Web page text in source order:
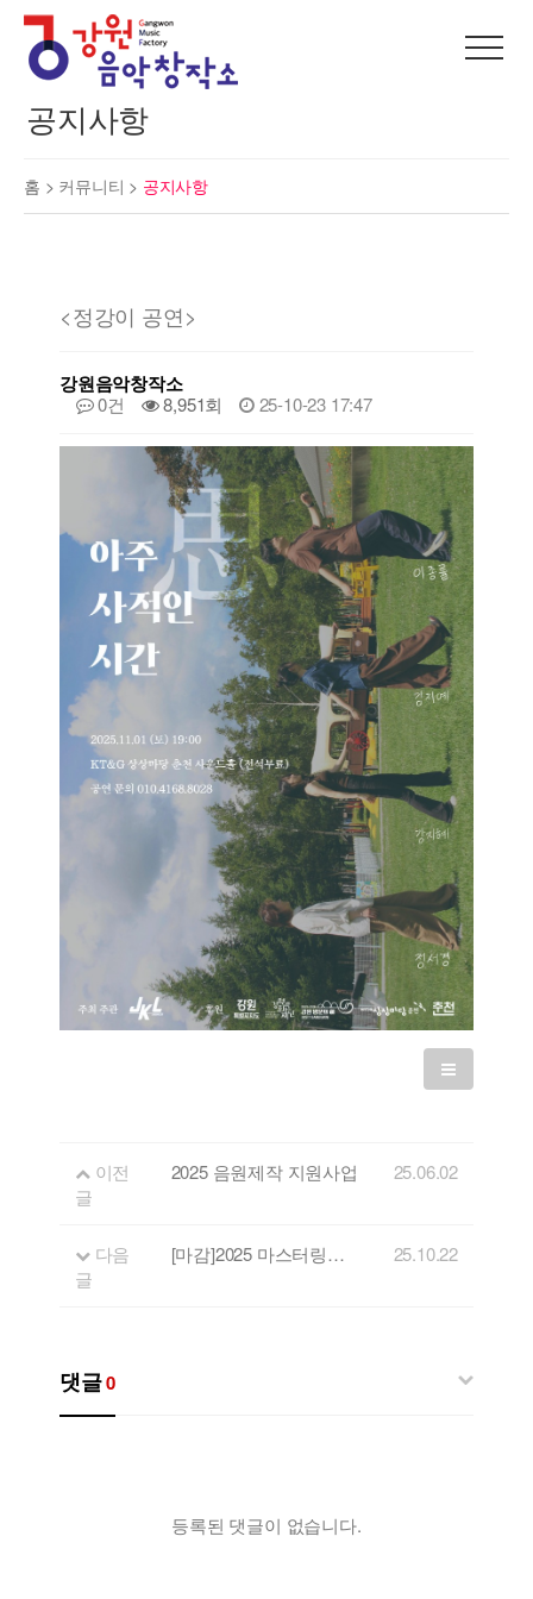
공지사항
홈 > 커뮤니티 > 공지사항
<정강이 공연>
강원음악창작소
0건 8,951회 25-10-23 17:47
이전
글
2025 음원제작 지원사업 25.06.02
다음
글
[마감]2025 마스터링지원사업 참가팀 모집 25.10.22
댓글0
등록된 댓글이 없습니다.